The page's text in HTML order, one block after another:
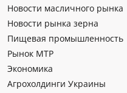
Новости масличного рынка
Новости рынка зерна
Пищевая промышленность
Рынок МТР
Экономика
Агрохолдинги Украины